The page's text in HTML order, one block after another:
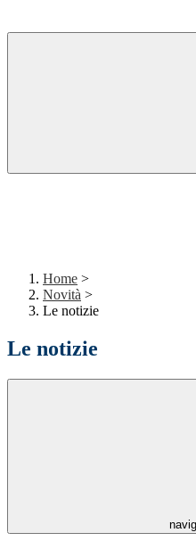
Home >
Novità >
Le notizie
Le notizie